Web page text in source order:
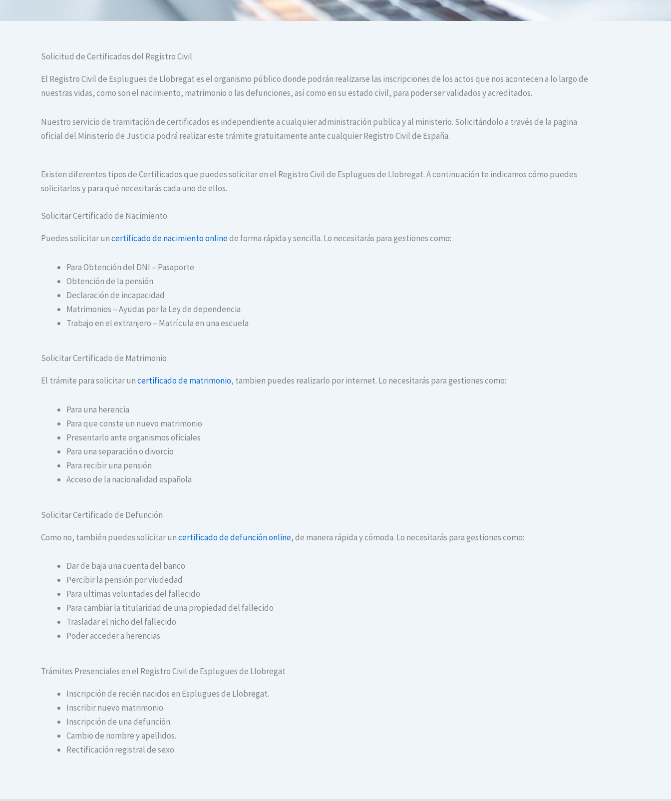
Solicitud de Certificados del Registro Civil
El Registro Civil de Esplugues de Llobregat es el organismo público donde podrán realizarse las inscripciones de los actos que nos acontecen a lo largo de
nuestras vidas, como son el nacimiento, matrimonio o las defunciones, así como en su estado civil, para poder ser validados y acreditados.
Nuestro servicio de tramitación de certificados es independiente a cualquier administración publica y al ministerio. Solicitándolo a través de la pagina
oficial del Ministerio de Justicia podrá realizar este trámite gratuitamente ante cualquier Registro Civil de España.
Existen diferentes tipos de Certificados que puedes solicitar en el Registro Civil de Esplugues de Llobregat. A continuación te indicamos cómo puedes
solicitarlos y para qué necesitarás cada uno de ellos.
Solicitar Certificado de Nacimiento
Puedes solicitar uncertificado de nacimiento onlinede forma rápida y sencilla. Lo necesitarás para gestiones como:
Para Obtención del DNI – Pasaporte
Obtención de la pensión
Declaración de incapacidad
Matrimonios – Ayudas por la Ley de dependencia
Trabajo en el extranjero – Matrícula en una escuela
Solicitar Certificado de Matrimonio
El trámite para solicitar uncertificado de matrimonio, tambien puedes realizarlo por internet. Lo necesitarás para gestiones como:
Para una herencia
Para que conste un nuevo matrimonio
Presentarlo ante organismos oficiales
Para una separación o divorcio
Para recibir una pensión
Acceso de la nacionalidad española
Solicitar Certificado de Defunción
Como no, también puedes solicitar uncertificado de defunción online, de manera rápida y cómoda. Lo necesitarás para gestiones como:
Dar de baja una cuenta del banco
Percibir la pensión por viudedad
Para ultimas voluntades del fallecido
Para cambiar la titularidad de una propiedad del fallecido
Trasladar el nicho del fallecido
Poder acceder a herencias
Trámites Presenciales en el Registro Civil de Esplugues de Llobregat
Inscripción de recién nacidos en Esplugues de Llobregat.
Inscribir nuevo matrimonio.
Inscripción de una defunción.
Cambio de nombre y apellidos.
Rectificación registral de sexo.